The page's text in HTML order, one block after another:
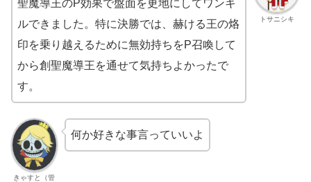
トサニシキ
聖魔導王のP効果で盤面を更地にしてワンキ
ルできました。特に決勝では、赫ける王の烙
印を乗り越えるために無効持ちをP召喚して
から創聖魔導王を通せて気持ちよかったで
す。
きゃすと（管
何か好きな事言っていいよ